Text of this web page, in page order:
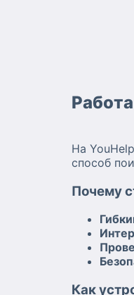
На
способ
Почему
Как